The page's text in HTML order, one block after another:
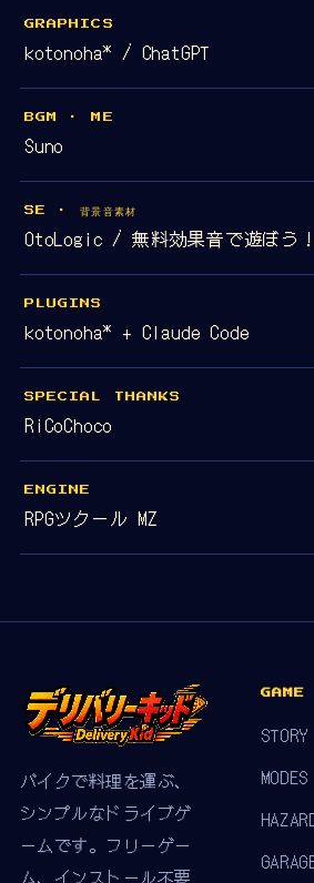
GRAPHICS
kotonoha* / ChatGPT
BGM · ME
Suno
SE · 背景音素材
OtoLogic / 無料効果音で遊ぼう
PLUGINS
kotonoha* + Claude Code
SPECIAL THANKS
RiCoChoco
ENGINE
RPGツクール MZ
バイクで料理を運ぶ、
シンプルなドライブゲ
ームです。フリーゲー
ム、インストール不要
GAME
STORY
MODES